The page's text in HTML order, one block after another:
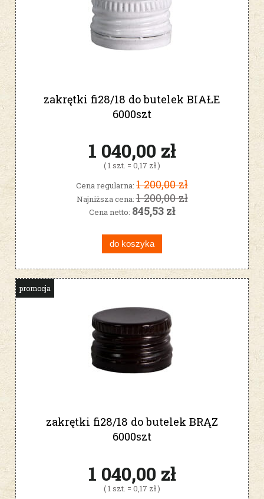
zakrętki fi28/18 do butelek BIAŁE
6000szt
1 040,00 zł
( 1 szt. = 0,17 zł )
Cena regularna: 1 200,00 zł
Najniższa cena:1 200,00 zł
Cena netto: 845,53 zł
do koszyka
zakrętki fi28/18 do butelek BRĄZ
6000szt
1 040,00 zł
( 1 szt. = 0,17 zł )
promocja